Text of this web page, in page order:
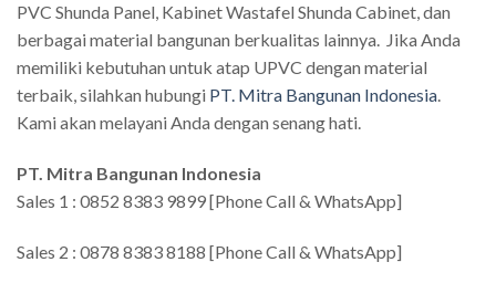
PVC Shunda Panel, Kabinet Wastafel Shunda Cabinet, dan
berbagai material bangunan berkualitas lainnya. Jika Anda
memiliki kebutuhan untuk atap UPVC dengan material
terbaik, silahkan hubungi PT. Mitra Bangunan Indonesia.
Kami akan melayani Anda dengan senang hati.
PT. Mitra Bangunan Indonesia
Sales 1 : 0852 8383 9899 [Phone Call & WhatsApp]
Sales 2 : 0878 8383 8188 [Phone Call & WhatsApp]